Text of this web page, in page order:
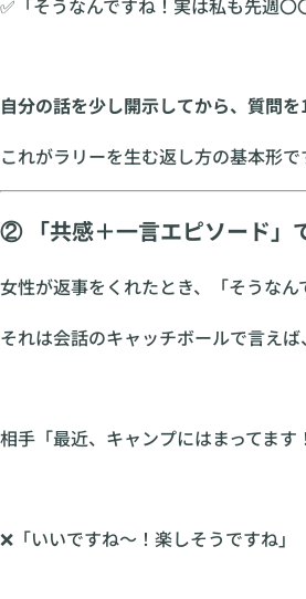
自分の話を少し開示してから、質問を
これがラリーを生む返し方の基本形で
② 「共感＋一言エピソード」
女性が返事をくれたとき、「そうな
それは会話のキャッチボールで言えば、
相手「最近、キャンプにはまってます
❌「いいですね〜！楽しそうですね」